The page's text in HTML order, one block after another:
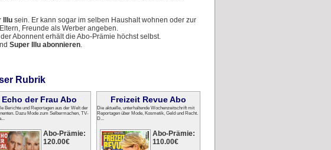
Illu sein. Er kann sogar im selben Haushalt wohnen oder zur
Freunde als Werber angeben.
Abonnent erhält die Abo-Prämie höchst selbst.
Super Illu abonnieren
Rubrik
Echo der Frau Abo
Berichte und Reportagen aus der Welt der
Dazu Mode zum Selbermachen, TV-
Abo-Prämie:
120.00€
Freizeit Revue Abo
Die aktuelle, unterhaltende Wochenzeitschrift mit
Reportagen über Mode, Kosmetik, Geld und Recht.
D...
Abo-Prämie:
110.00€